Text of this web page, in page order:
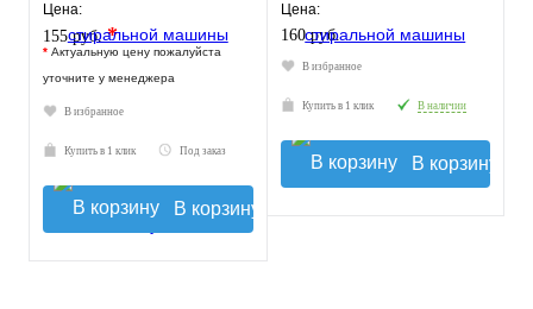
Цена:
155 руб.*
* Актуальную цену пожалуйста
уточните у менеджера
В избранное
Купить в 1 клик Под заказ
В корзину
Цена:
160 руб.
В избранное
Купить в 1 клик В наличии
В корзину